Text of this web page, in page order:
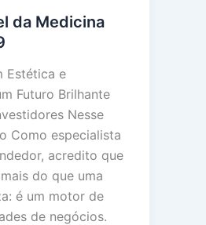
da Medicina
Estética e
Futuro Brilhante
Nesse
Como especialista
acredito que
do que uma
é um motor de
de negócios.